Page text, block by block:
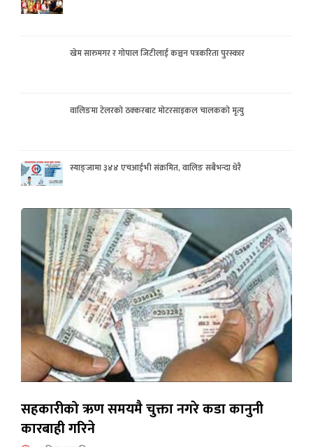
खेम सारुमगर र गोपाल जिटीलाई कञ्चन पत्रकरिता पुरस्कार
वालिङमा टेलरको ठक्करबाट मोटरसाइकल चालकको मृत्यु
स्याङ्जामा ३४४ एचआईभी संक्रमित, वालिङ सबैभन्दा धेरै
सहकारीको ऋण समयमै चुक्ता नगरे कडा कानुनी
कारबाही गरिने